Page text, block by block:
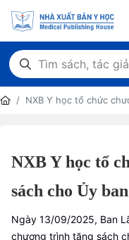
NXB Y học tổ chức
NXB Y học tổ
sách cho Ủy
Ngày 13/09/2025, Ban
chương trình tặng sách